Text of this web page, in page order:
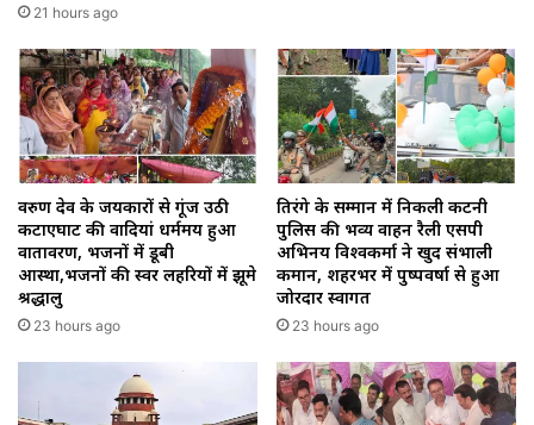
21 hours ago
वरुण देव के जयकारों से गूंज उठी
कटाएघाट की वादियां धर्ममय हुआ
वातावरण, भजनों में डूबी
आस्था,भजनों की स्वर लहरियों में झूमे
श्रद्धालु
23 hours ago
तिरंगे के सम्मान में निकली कटनी
पुलिस की भव्य वाहन रैली एसपी
अभिनय विश्वकर्मा ने खुद संभाली
कमान, शहरभर में पुष्पवर्षा से हुआ
जोरदार स्वागत
23 hours ago